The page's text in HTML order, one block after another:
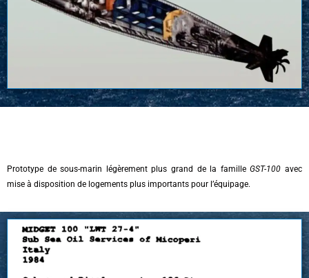
Prototype de sous-marin légèrement plus grand de la familleGST-100avec
mise à disposition de logements plus importants pour l’équipage.